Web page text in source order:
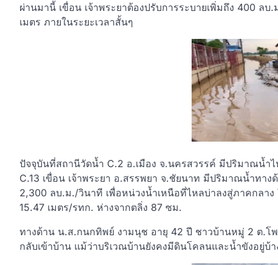
ผ่านมานี้ เขื่อน เจ้าพระยาต้องปรับการระบายเพิ่มถึง 400 ล
เมตร ภายในระยะเวลาสั้นๆ
ปัจจุบันที่สถานีวัดน้ำ C.2 อ.เมือง จ.นครสวรรค์ มีปริมาณน้ำ
C.13 เขื่อน เจ้าพระยา อ.สรรพยา จ.ชัยนาท มีปริมาณน้ำทา
2,300 ลบ.ม./วินาที เพื่อหน่วงน้ำเหนือที่ไหลบ่าลงสู่ภาคกลา
15.47 เมตร/รทก. ห่างจากตลิ่ง 87 ซม.
ทางด้าน น.ส.กนกทิพย์ งามนุช อายุ 42 ปี ชาวบ้านหมู่ 2 ต.โพ
กลับเข้าบ้าน แม้ว่าบริเวณบ้านยังคงมีดินโคลนและน้ำขังอยู่บ้า